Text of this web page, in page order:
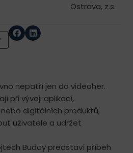
Ostrava, z.s.
nepatří jen do videoher.
při vývoji aplikací,
digitálních produktů,
uživatele a udržet
Buday představí příběh